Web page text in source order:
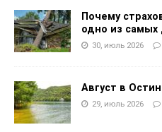
Почему
одно из самых
30, июль 2026
Август в
29, июль 2026